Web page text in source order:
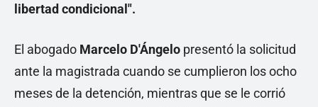
libertad condicional".
El abogado Marcelo D'Ángelo presentó la solicitud
ante la magistrada cuando se cumplieron los ocho
meses de la detención, mientras que se le corrió